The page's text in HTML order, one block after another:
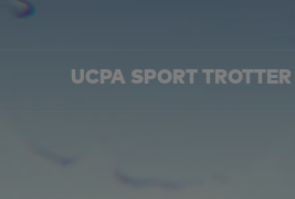
UCPA SPORT TROTTER